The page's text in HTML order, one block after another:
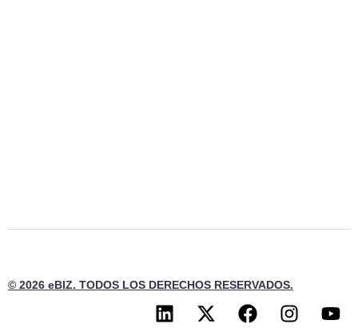
© 2026 eBIZ. TODOS LOS DERECHOS RESERVADOS.
L
i
X
-
F
a
I
n
Y
o